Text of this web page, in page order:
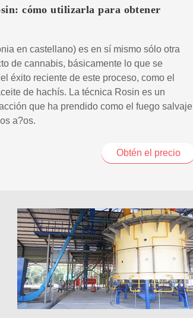
cómo utilizarla para obtener
en castellano) es en sí mismo sólo otra
de cannabis, básicamente lo que se
éxito reciente de este proceso, como el
de hachís. La técnica Rosin es un
que ha prendido como el fuego salvaje
a?os.
Obtén el precio